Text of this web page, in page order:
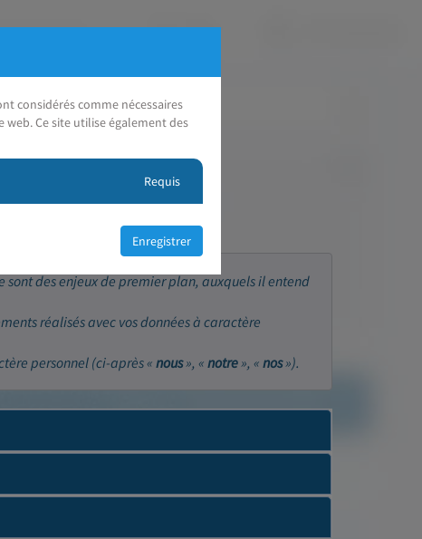
sont des enjeux de premier plan, auxquels il entend
réalisés avec vos données à caractère
personnel (ci-après « nous», « notre», « nos»).
considérés comme nécessaires
Ce site utilise également des
Requis